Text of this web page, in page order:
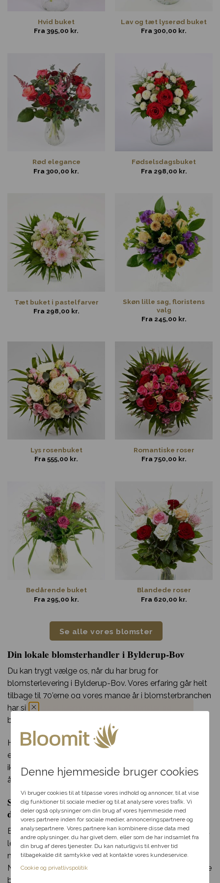
Denne hjemmeside bruger cookies
Vi bruger cookies til at tilpasse vores indhold og annoncer, til at vise
dig funktioner til sociale medier og til at analysere vores trafik. Vi
deler også oplysninger om din brug af vores hjemmeside med
vores partnere inden for sociale medier, annonceringspartnere og
analysepartnere. Vores partnere kan kombinere disse data med
andre oplysninger, du har givet dem, eller som de har indsamlet fra
din brug af deres tjenester. Du kan naturligvis til enhver tid
tilbagekalde dit samtykke ved at kontakte vores kundeservice.
Cookie og privatlivspolitik
Hvid buket
Fra 395,00 kr.
Lav og tæt lyserød buket
Fra 300,00 kr.
Rød elegance
Fra 300,00 kr.
Fødselsdagsbuket
Fra 298,00 kr.
Tæt buket i pastelfarver
Fra 298,00 kr.
Skøn lille sag, floristens
valg
Fra 245,00 kr.
Lys rosenbuket
Fra 555,00 kr.
Romantiske roser
Fra 750,00 kr.
Bedårende buket
Fra 295,00 kr.
Blandede roser
Fra 620,00 kr.
Se alle vores blomster
Din lokale blomsterhandler i Bylderup-Bov
Du kan trygt vælge os, når du har brug for
blomsterlevering i Bylderup-Bov. Vores erfaring går helt
tilbage til 70’erne og vores mange år i blomsterbranchen
har sikret os et kæmpe netværk af florister og
blomsterbutikker som vi samarbejder med.
Har du spørgsmål til din bestilling, udvalget af blomster
eller særlige ønsker til din blomsterdekoration? Så tøv
ikke med at kontakte os per telefon eller mail i vores
åbningstid.
Send blomster til Bylderup-Bov – levering samme
dag
Bloomit gør blomsterudbringning i Bylderup-Bov lige så
let som en leg. Alt du skal gøre, er at klikke et par gange
med musen og indtaste de nødvendige informationer.
Når du har gjort det, kan vi klargøre og sende din smukke
blomsterlevering til en heldig i Bylderup-Bov!
Du har fået en
passer til dig, så hjælper vi
dig videre med at finde den
perfekte rabat til dit svar.
Fødselsdag